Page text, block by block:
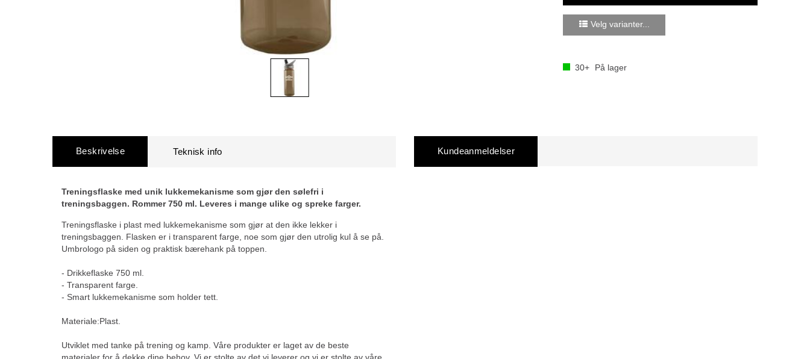
Velg varianter...
30+ På lager
Beskrivelse
Treningsflaske med unik lukkemekanisme som gjør den sølefri i
treningsbaggen. Rommer 750 ml. Leveres i mange ulike og spreke farger.
Treningsflaske i plast med lukkemekanisme som gjør at den ikke lekker i
treningsbaggen. Flasken er i transparent farge, noe som gjør den utrolig kul å se på.
Umbrologo på siden og praktisk bærehank på toppen.
- Drikkeflaske 750 ml.
- Transparent farge.
- Smart lukkemekanisme som holder tett.
Materiale:Plast.
Utviklet med tanke på trening og kamp. Våre produkter er laget av de beste
Kundeanmeldelser